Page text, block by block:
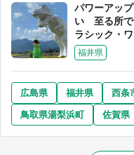
パワーアッ
い 至る所で
ラシック・
福井県
広島県 福井県 西条
鳥取県湯梨浜町
佐賀県